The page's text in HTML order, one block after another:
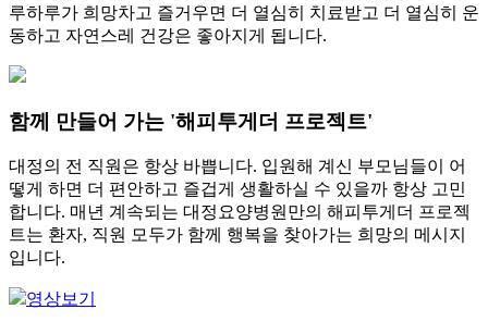
루하루가 희망차고 즐거우면 더 열심히 치료받고 더 열심히 운
동하고 자연스레 건강은 좋아지게 됩니다.
함께 만들어 가는 '해피투게더 프로젝트'
대정의 전 직원은 항상 바쁩니다. 입원해 계신 부모님들이 어
떻게 하면 더 편안하고 즐겁게 생활하실 수 있을까 항상 고민
합니다. 매년 계속되는 대정요양병원만의 해피투게더 프로젝
트는 환자, 직원 모두가 함께 행복을 찾아가는 희망의 메시지
입니다.
영상보기